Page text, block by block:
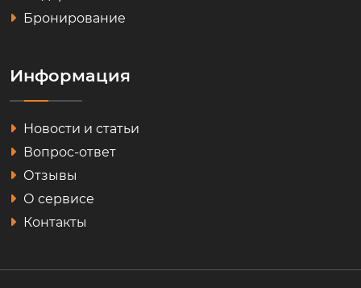
Бронирование
Информация
Новости и статьи
Вопрос-ответ
Отзывы
О сервисе
Контакты